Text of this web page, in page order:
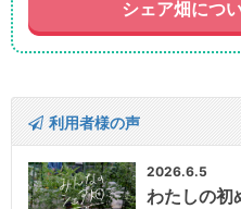
シェア畑につ
利用者様の声
2026.6.5
わたしの初